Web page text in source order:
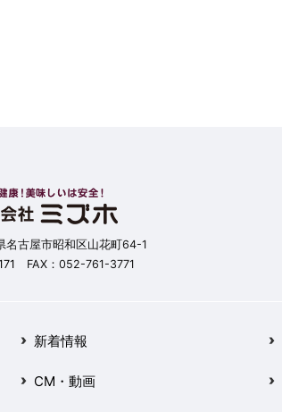
古屋市昭和区山花町64-1
FAX：052-761-3771
新着情報
CM・動画